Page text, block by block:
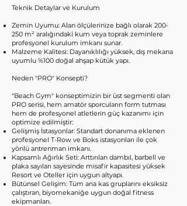
Teknik Detaylar ve Kurulum​
Zemin Uyumu: Alan ölçülerinize bağlı olarak 200-
250 m² aralığındaki kum veya toprak zeminlere
profesyonel kurulum imkanı sunar.
Malzeme Kalitesi: Dayanıklılığı yüksek, dış mekana
uyumlu %100 doğal ahşap kütük yapı.​
Neden "PRO" Konsepti?​
"Beach Gym" konseptimizin bir üst segmenti olan
PRO serisi, hem amatör sporcuların form tutması
hem de profesyonel atletlerin güç kazanımı için
optimize edilmiştir:
Gelişmiş İstasyonlar: Standart donanıma eklenen
profesyonel T-Row ve Boks istasyonları ile çok
yönlü antrenman imkanı.
Kapsamlı Ağırlık Seti: Arttırılan dambıl, barbell ve
plaka sayıları sayesinde misafir kapasitesi yüksek
Resort ve Oteller için uygun altyapı.
Bütünsel Gelişim: Tüm ana kas gruplarını eksiksiz
çalıştıran, biyomekaniğe uygun doğal fitness
ekipmanları.